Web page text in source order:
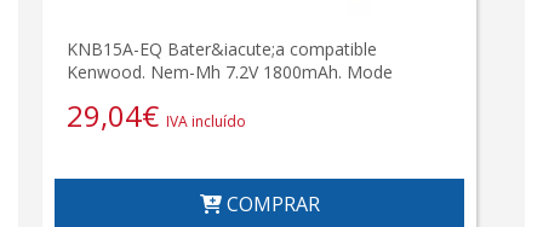
KNB15A-EQ Bater&iacute;a compatible
Kenwood. Nem-Mh 7.2V 1800mAh. Mode
29,04€ IVA incluído
COMPRAR